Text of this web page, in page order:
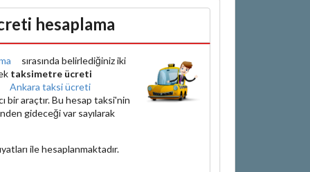
hesaplama
sırasında belirlediğiniz iki
taksimetre ücreti
Ankara taksi ücreti
bir araçtır. Bu hesap taksi'nin
gideceği var sayılarak
ile hesaplanmaktadır.